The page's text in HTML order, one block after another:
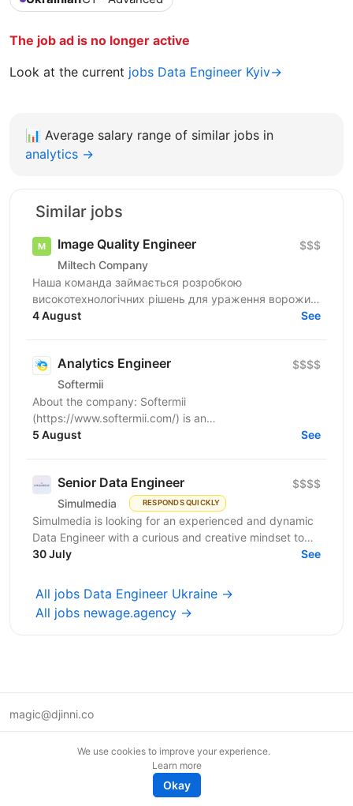
The job ad is no longer active
Look at the current jobs Data Engineer Kyiv→
📊 Average salary range of similar jobs in
analytics →
Similar jobs
Image Quality Engineer
Miltech Company
$$$
Наша команда займається розробкою
високотехнологічних рішень для ураження ворожих
цілей. Ми створюємо повноцінні продукти - від ідеї
4 August See
Analytics Engineer
Softermii
$$$$
About the company: Softermii
(https://www.softermii.com/) is an
outsourcing/outstaffing company with more than 11
5 August See
Senior Data Engineer
Simulmedia RESPONDS QUICKLY
$$$$
Simulmedia is looking for an experienced and dynamic
Data Engineer with a curious and creative mindset to
join our Data Services team. The ideal candidate...
30 July See
All jobs Data Engineer Ukraine →
All jobs newage.agency →
magic@djinni.co
We use cookies to improve your experience.
Learn more
Okay